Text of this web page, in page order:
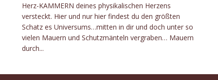
Herz-KAMMERN deines physikalischen Herzens
versteckt. Hier und nur hier findest du den größten
Schatz es Universums…mitten in dir und doch unter so
vielen Mauern und Schutzmänteln vergraben… Mauern
durch...